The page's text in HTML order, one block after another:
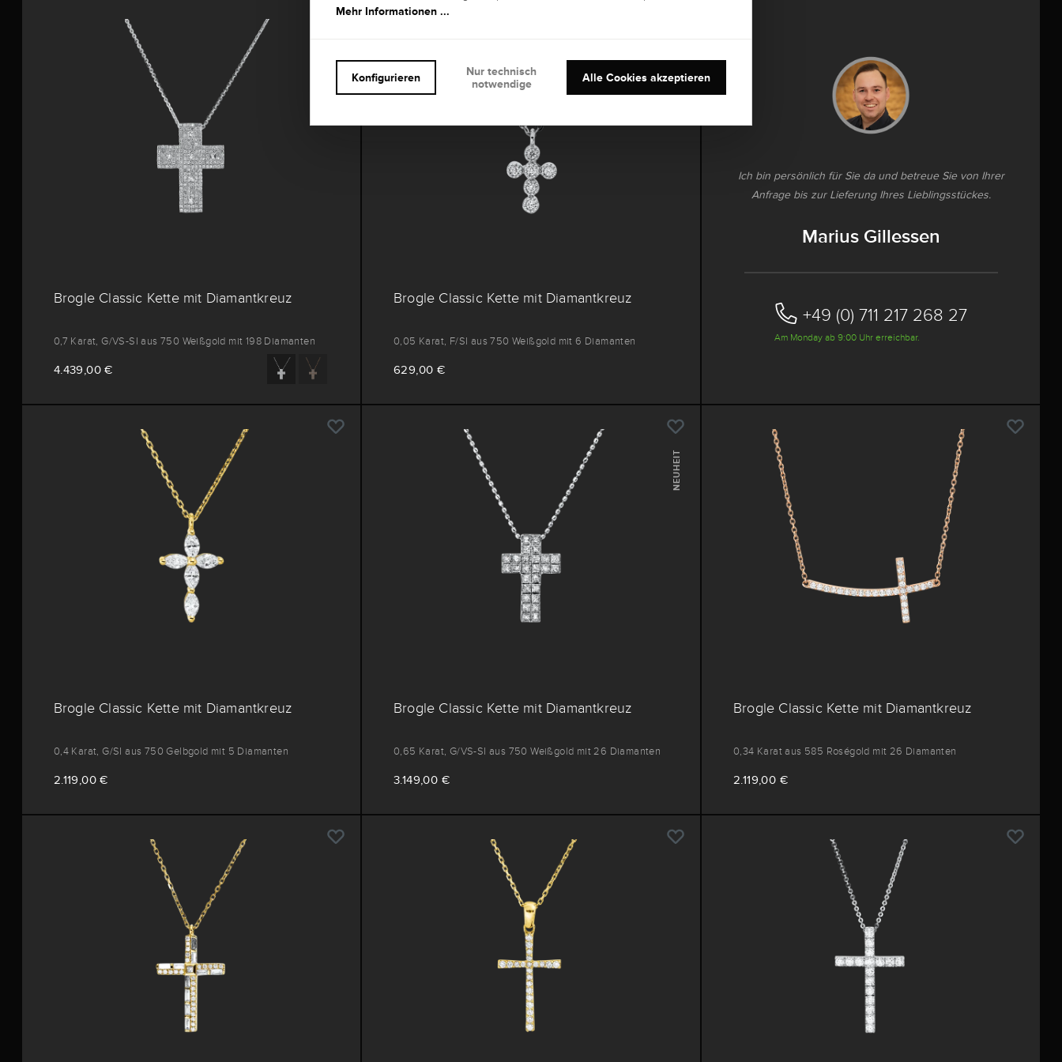
NEUHEIT
Brogle Classic Kette mit Diamantkreuz
0,7 Karat, G/VS-SI aus 750 Weißgold mit 198 Diamanten
4.439,00 €
NEUHEIT
Brogle Classic Kette mit Diamantkreuz
0,05 Karat, F/SI aus 750 Weißgold mit 6 Diamanten
629,00 €
Ich bin persönlich für Sie da und betreue Sie von Ihrer
Anfrage bis zur Lieferung Ihres Lieblingsstückes.
Marius Gillessen
+49 (0) 711 217 268 27
Am Monday ab 9:00 Uhr erreichbar.
Brogle Classic Kette mit Diamantkreuz
0,4 Karat, G/SI aus 750 Gelbgold mit 5 Diamanten
2.119,00 €
NEUHEIT
Brogle Classic Kette mit Diamantkreuz
0,65 Karat, G/VS-SI aus 750 Weißgold mit 26 Diamanten
3.149,00 €
Brogle Classic Kette mit Diamantkreuz
0,34 Karat aus 585 Roségold mit 26 Diamanten
2.119,00 €
Mehr Informationen ...
Alle Cookies akzeptieren
Konfigurieren
Nur technisch
notwendige